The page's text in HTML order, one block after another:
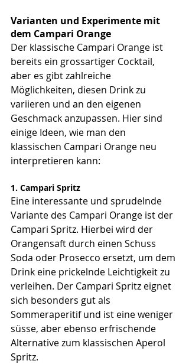
Varianten und Experimente mit
dem Campari Orange
Der klassische Campari Orange ist
bereits ein grossartiger Cocktail,
aber es gibt zahlreiche
Möglichkeiten, diesen Drink zu
variieren und an den eigenen
Geschmack anzupassen. Hier sind
einige Ideen, wie man den
klassischen Campari Orange neu
interpretieren kann:
1. Campari Spritz
Eine interessante und sprudelnde
Variante des Campari Orange ist der
Campari Spritz. Hierbei wird der
Orangensaft durch einen Schuss
Soda oder Prosecco ersetzt, um dem
Drink eine prickelnde Leichtigkeit zu
verleihen. Der Campari Spritz eignet
sich besonders gut als
Sommeraperitif und ist eine weniger
süsse, aber ebenso erfrischende
Alternative zum klassischen Aperol
Spritz.